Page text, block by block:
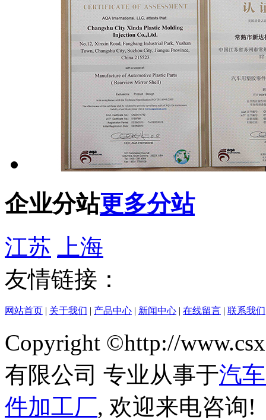
企业分站更多分站
江苏
上海
友情链接：
网站首页 | 关于我们 | 产品中心 | 新闻中心 | 在线留言 | 联系我们
Copyright ©http://
有限公司 专业从事于汽
件加工厂, 欢迎来电咨询!